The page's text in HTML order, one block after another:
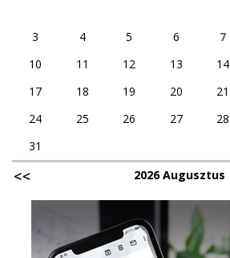
3
4 5 6 7
10
11 12 13 14
17
18 19 20 21
24
25 26 27 28
31
2026 Augusztus